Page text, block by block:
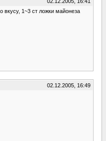
вкусу, 1~3 ст ложки майонеза
02.12.2005, 16:49